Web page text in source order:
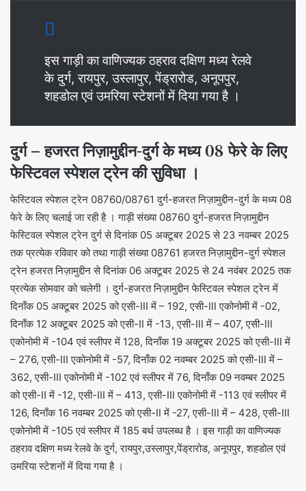
इस गाड़ी का वाणिज्यक ठहराव दक्षिण मध्य रेलवे
के दुर्ग, रायपुर, उस्लापुर, पेंड्रारोड, अनूपपुर,
शहडोल एवं उमरिया स्टेशनों में दिया गया है ।
दुर्ग – हजरत निज़ामुद्दीन-दुर्ग के मध्य 08 फेरे के लिए
फेस्टिवल स्पेशल ट्रेन की सुविधा ।
फेस्टिवल स्पेशल ट्रेन 08760/08761 दुर्ग-हजरत निज़ामुद्दीन-दुर्ग के मध्य 08
फेरे के लिए चलाई जा रही है । गाड़ी संख्या 08760 दुर्ग-हजरत निज़ामुद्दीन
फेस्टिवल स्पेशल ट्रेन दुर्ग से दिनांक 05 अक्टूबर 2025 से 23 नवम्बर 2025
तक प्रत्येक रविवार को तथा गाड़ी संख्या 08761 हजरत निज़ामुद्दीन-दुर्ग स्पेशल
ट्रेन हजरत निज़ामुद्दीन से दिनांक 06 अक्टूबर 2025 से 24 नवंबर 2025 तक
प्रत्येक सोमवार को चलेगी । दुर्ग-हजरत निज़ामुद्दीन फेस्टिवल स्पेशल ट्रेन में
दिनाँक 05 अक्टूबर 2025 को एसी-III में – 192, एसी-III एकोनोमी में -02,
दिनाँक 12 अक्टूबर 2025 को एसी-II में -13, एसी-III में – 407, एसी-III
एकोनोमी में -104 एवं स्लीपर में 128, दिनाँक 19 अक्टूबर 2025 को एसी-III में
– 276, एसी-III एकोनोमी में -57, दिनाँक 02 नवम्बर 2025 को एसी-III में –
362, एसी-III एकोनोमी में -102 एवं स्लीपर में 76, दिनाँक 09 नवम्बर 2025
को एसी-II में -12, एसी-III में – 413, एसी-III एकोनोमी में -113 एवं स्लीपर में
126, दिनाँक 16 नवम्बर 2025 को एसी-II में -27, एसी-III में – 428, एसी-III
एकोनोमी में -105 एवं स्लीपर में 185 बर्थ उपलब्ध है । इस गाड़ी का वाणिज्यक
ठहराव दक्षिण मध्य रेलवे के दुर्ग, रायपुर,उस्लापुर,पेंड्रारोड, अनूपपुर, शहडोल एवं
उमरिया स्टेशनों में दिया गया है ।